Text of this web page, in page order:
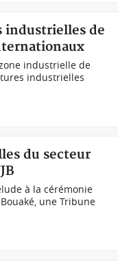
industrielles de
industrielle de
industrielles
du secteur
à la cérémonie
une Tribune